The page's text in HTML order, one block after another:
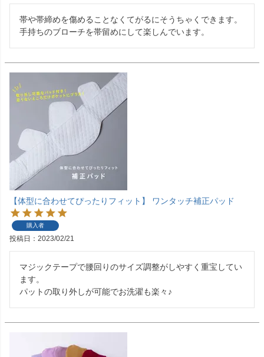
帯や帯締めを傷めることなくてがるにそうちゃくできます。
手持ちのブローチを帯留めにして楽しんでいます。
【体型に合わせてぴったりフィット】 ワンタッチ補正パッド
購入者
投稿日 2023/02/21
マジックテープで腰回りのサイズ調整がしやすく重宝してい
ます。
パットの取り外しが可能でお洗濯も楽々♪